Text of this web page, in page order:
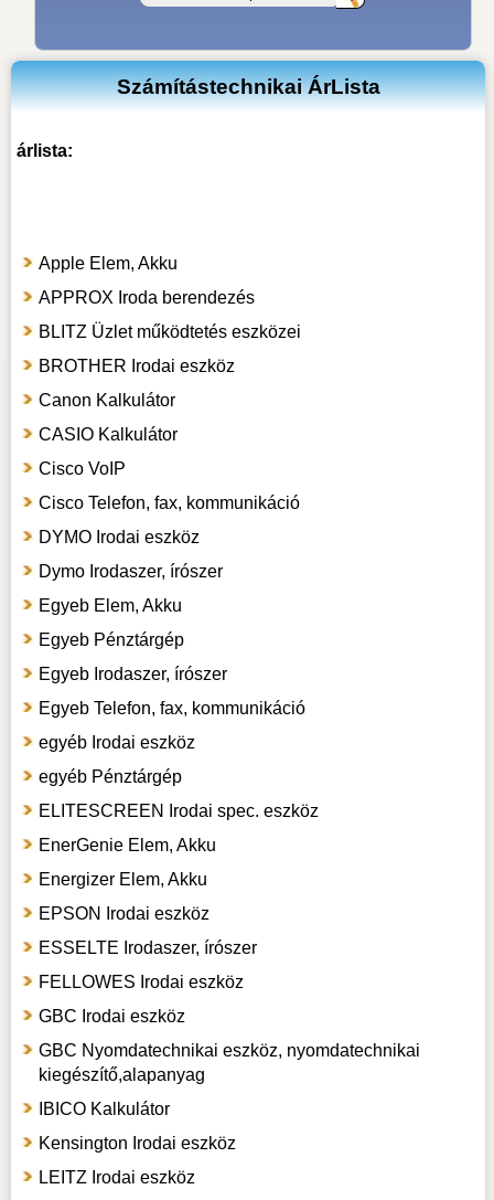
Számítástechnikai ÁrLista
árlista:
Apple Elem, Akku
APPROX Iroda berendezés
BLITZ Üzlet működtetés eszközei
BROTHER Irodai eszköz
Canon Kalkulátor
CASIO Kalkulátor
Cisco VoIP
Cisco Telefon, fax, kommunikáció
DYMO Irodai eszköz
Dymo Irodaszer, írószer
Egyeb Elem, Akku
Egyeb Pénztárgép
Egyeb Irodaszer, írószer
Egyeb Telefon, fax, kommunikáció
egyéb Irodai eszköz
egyéb Pénztárgép
ELITESCREEN Irodai spec. eszköz
EnerGenie Elem, Akku
Energizer Elem, Akku
EPSON Irodai eszköz
ESSELTE Irodaszer, írószer
FELLOWES Irodai eszköz
GBC Irodai eszköz
GBC Nyomdatechnikai eszköz, nyomdatechnikai
kiegészítő,alapanyag
IBICO Kalkulátor
Kensington Irodai eszköz
LEITZ Irodai eszköz